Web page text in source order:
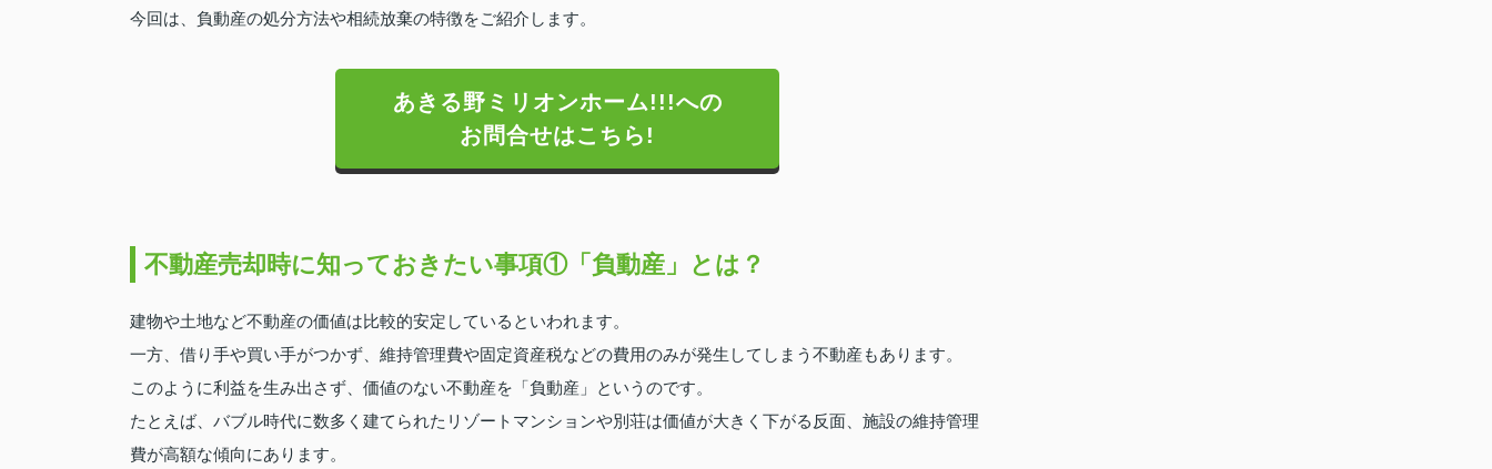
今回は、負動産の処分方法や相続放棄の特徴をご紹介します。
あきる野ミリオンホーム!!!への
お問合せはこちら!
不動産売却時に知っておきたい事項①「負動産」とは？
建物や土地など不動産の価値は比較的安定しているといわれます。
一方、借り手や買い手がつかず、維持管理費や固定資産税などの費用のみが発生してしまう不動産もあります。
このように利益を生み出さず、価値のない不動産を「負動産」というのです。
たとえば、バブル時代に数多く建てられたリゾートマンションや別荘は価値が大きく下がる反面、施設の維持管理
費が高額な傾向にあります。